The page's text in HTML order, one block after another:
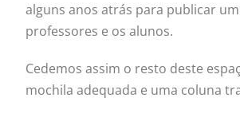
alguns anos atrás para publicar
professores e os alunos.
Cedemos assim o resto deste
mochila adequada e uma coluna